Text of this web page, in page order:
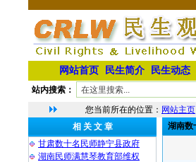
网站首页 民生简介 民生动态
站内搜索：
您当前所在的位置： 网站主页
相 关 文 章
甘肃数十名民师静宁县政府
湖南民师满慧琴教育部维权
湖南数